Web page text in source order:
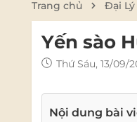
Trang chủ Đại Lý
Yến sào
Thứ Sáu, 13/09/
Nội dung bài